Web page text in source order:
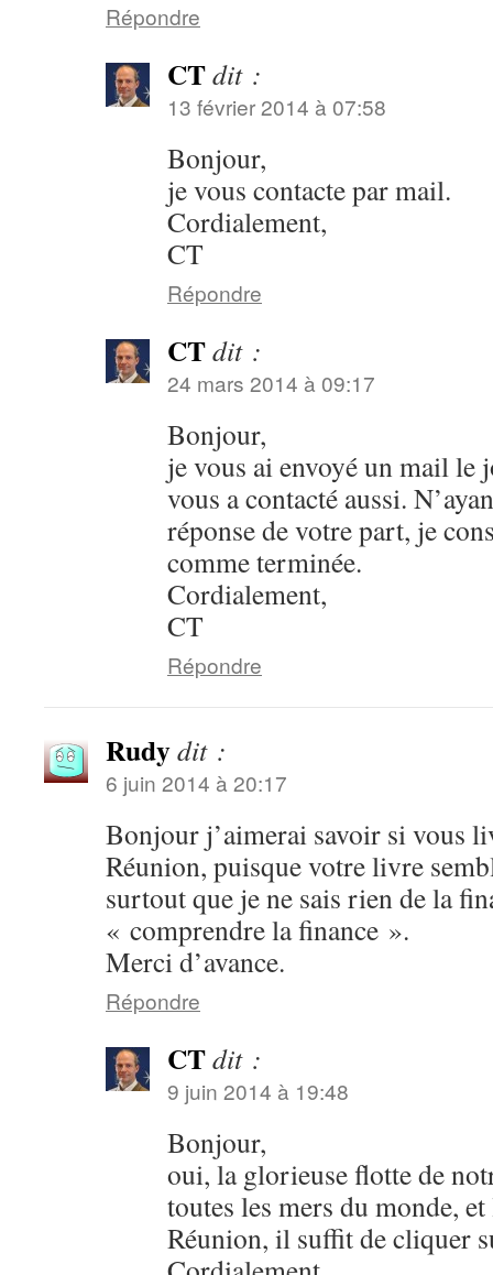
Répondre
CTdit :
13 février 2014 à 07:58
Bonjour,
je vous contacte par mail.
Cordialement,
CT
Répondre
CTdit :
24 mars 2014 à 09:17
Bonjour,
je vous ai envoyé un mail le
vous a contacté aussi.
réponse de votre part, je
comme terminée.
Cordialement,
CT
Répondre
Rudydit :
6 juin 2014 à 20:17
Bonjour j’aimerai savoir si vous
Réunion, puisque votre livre
surtout que je ne sais rien de la
« comprendre la finance ».
Merci d’avance.
Répondre
CTdit :
9 juin 2014 à 19:48
Bonjour,
oui, la glorieuse flotte de
toutes les mers du monde,
Réunion, il suffit de cliquer